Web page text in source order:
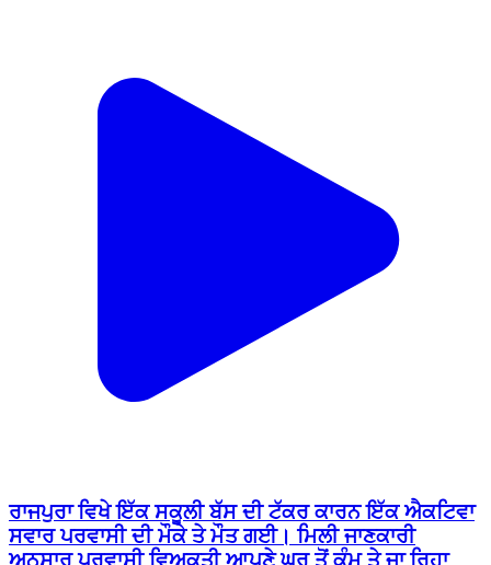
ਰਾਜਪੁਰਾ ਵਿਖੇ ਇੱਕ ਸਕੂਲੀ ਬੱਸ ਦੀ ਟੱਕਰ ਕਾਰਨ ਇੱਕ ਐਕਟਿਵਾ
ਸਵਾਰ ਪਰਵਾਸੀ ਦੀ ਮੌਕੇ ਤੇ ਮੌਤ ਗਈ। ਮਿਲੀ ਜਾਣਕਾਰੀ